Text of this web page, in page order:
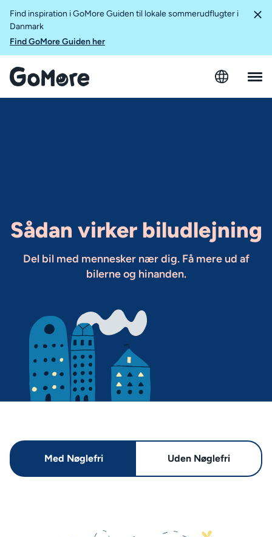
Find inspiration i GoMore Guiden til lokale sommerudflugter i
Danmark
Find GoMore Guiden her
Sådan virker biludlejning
Del bil med mennesker nær dig. Få mere ud af
bilerne og hinanden.
Med Nøglefri Uden Nøglefri